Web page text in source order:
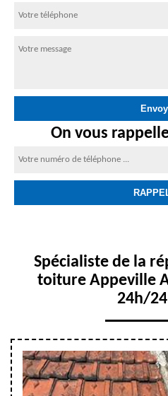
On vous
Spécialiste de la
toiture Appeville
24h/